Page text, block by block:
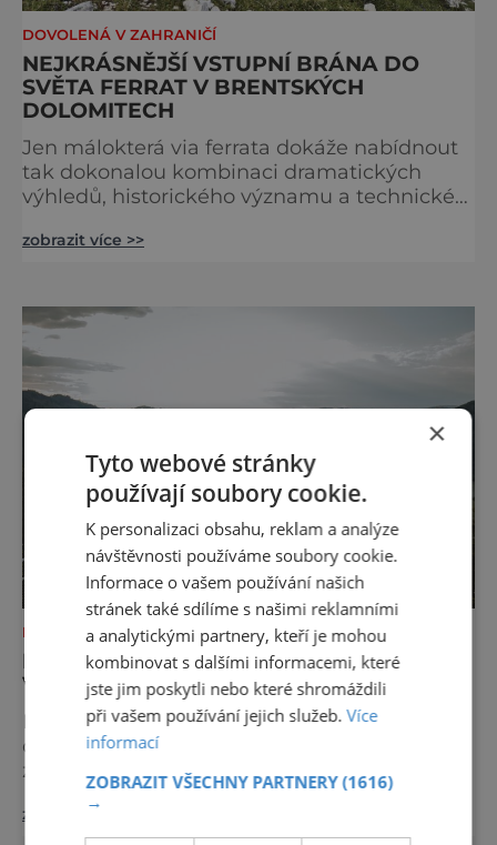
DOVOLENÁ V ZAHRANIČÍ
NEJKRÁSNĚJŠÍ VSTUPNÍ BRÁNA DO
SVĚTA FERRAT V BRENTSKÝCH
DOLOMITECH
Jen málokterá via ferrata dokáže nabídnout
tak dokonalou kombinaci dramatických
výhledů, historického významu a technické
Brentských Dolomit představuje vstupní
považován za jednu z nejkrásnějších
vysokohorských tras na světě. Přestože
samotná ferrata nepatří mezi techn
zobrazit více >>
DOVOLENÁ V ZAHRANIČÍ
DUNAJSKÁ CYKLOSTEZKA: MATKA
VŠECH CYKLOSTEZEK
Hornorakouský region Donau představuje
dovolenou, která zpomaluje tempo a
zanechává trvalý dojem. Mezi řekami,
zvlněnou krajinou a mírnými rovinami se zde
propojují pohyb, příroda, gastronomie a
zobrazit více >>
×
Tyto webové stránky
používají soubory cookie.
K personalizaci obsahu, reklam a analýze
návštěvnosti používáme soubory cookie.
Informace o vašem používání našich
stránek také sdílíme s našimi reklamními
a analytickými partnery, kteří je mohou
kombinovat s dalšími informacemi, které
jste jim poskytli nebo které shromáždili
při vašem používání jejich služeb.Více
informací
ZOBRAZIT VŠECHNY PARTNERY(1616)
→